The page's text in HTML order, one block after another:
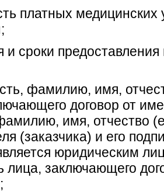
платных медицинских
и сроки
фамилию, имя,
договор от
имя, отчество
(заказчика) и его
юридическим
лица, заключающего